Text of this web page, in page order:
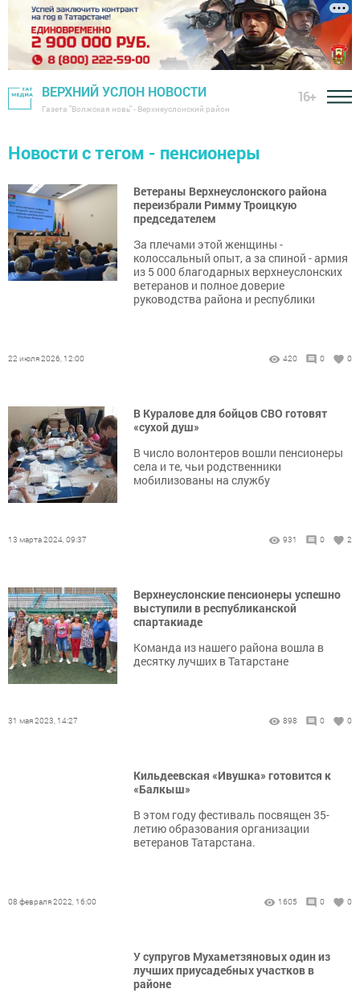
ВЕРХНИЙ УСЛОН НОВОСТИ
Газета "Волжская новь" - Верхнеуслонский район
16+
Новости с тегом - пенсионеры
Ветераны Верхнеуслонского района
переизбрали Римму Троицкую
председателем
За плечами этой женщины -
колоссальный опыт, а за спиной - армия
из 5 000 благодарных верхнеуслонских
ветеранов и полное доверие
руководства района и республики
22 июля 2026, 12:00 420 0 0
В Куралове для бойцов СВО готовят
«сухой душ»
В число волонтеров вошли пенсионеры
села и те, чьи родственники
мобилизованы на службу
13 марта 2024, 09:37 931 0 2
Верхнеуслонские пенсионеры успешно
выступили в республиканской
спартакиаде
Команда из нашего района вошла в
десятку лучших в Татарстане
31 мая 2023, 14:27 898 0 0
Кильдеевская «Ивушка» готовится к
«Балкыш»
В этом году фестиваль посвящен 35-
летию образования организации
ветеранов Татарстана.
08 февраля 2022, 16:00 1605 0 0
У супругов Мухаметзяновых один из
лучших приусадебных участков в
районе